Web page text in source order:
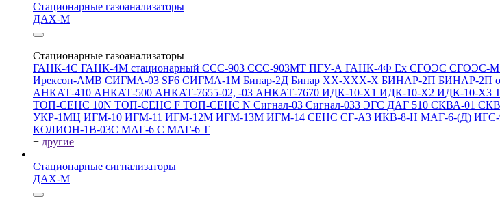
Стационарные газоанализаторы
ДАХ-М
Стационарные газоанализаторы
ГАНК-4С ГАНК-4М стационарный ССС-903 ССС-903МТ ПГУ-А ГАНК-4Ф Ex СГОЭС СГОЭС-М
Ирексон-АМВ СИГМА-03 SF6 СИГМА-1М Бинар-2Д Бинар ХХ-ХХХ-Х БИНАР-2П БИНАР-2П
АНКАТ-410 АНКАТ-500 АНКАТ-7655-02, -03 АНКАТ-7670 ИДК-10-Х1 ИДК-10-Х2 ИДК-10-Х3
ТОП-СЕНС 10N ТОП-СЕНС F ТОП-СЕНС N Сигнал-03 Сигнал-033 ЭГС ДАГ 510 СКВА-01
УКР-1МЦ ИГМ-10 ИГМ-11 ИГМ-12М ИГМ-13М ИГМ-14 СЕНС СГ-А3 ИКВ-8-Н МАГ-6-(Д) ИГС-
КОЛИОН-1В-03С МАГ-6 С МАГ-6 Т
+ другие
Стационарные сигнализаторы
ДАХ-М